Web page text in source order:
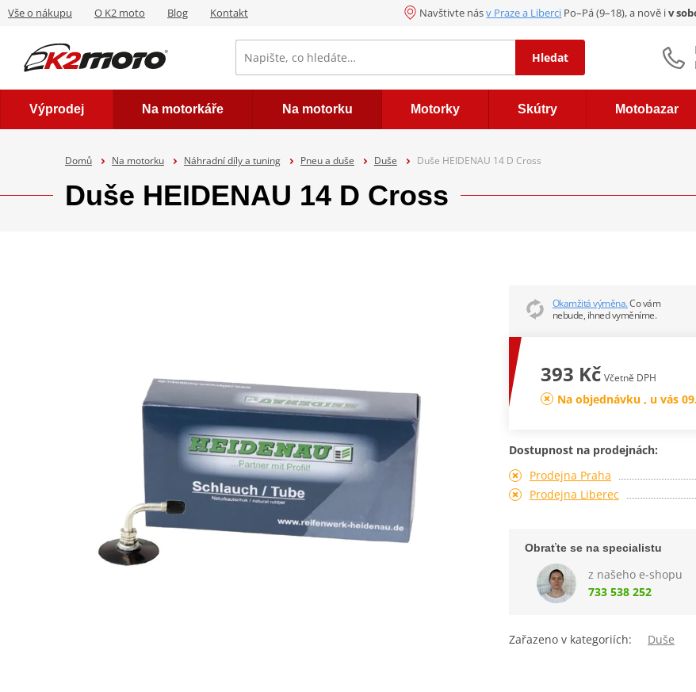
Vše o nákupu O K2 moto Blog Kontakt Navštivte násv Praze a Liberci Po–Pá (9–18), a nově iv
Hledat
Výprodej Na motorkáře Na motorku Motorky Skútry Motobazar
Domů Na motorku Náhradní díly a tuning Pneu a duše Duše Duše HEIDENAU 14 D Cross
Duše HEIDENAU 14 D Cross
Okamžitá výměna.Co vám
nebude, ihned vyměníme.
393 Kč Včetně DPH
Na objednávku , u vás
Dostupnost na prodejnách:
Prodejna Praha
Prodejna Liberec
Obraťte se na specialistu
z našeho e-shopu
733 538 252
Zařazeno v kategoriích: Duše